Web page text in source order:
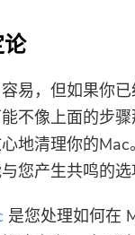
易，但如果你
不像上面的步
地清理你的
您产生共鸣的选
是您处理如何在